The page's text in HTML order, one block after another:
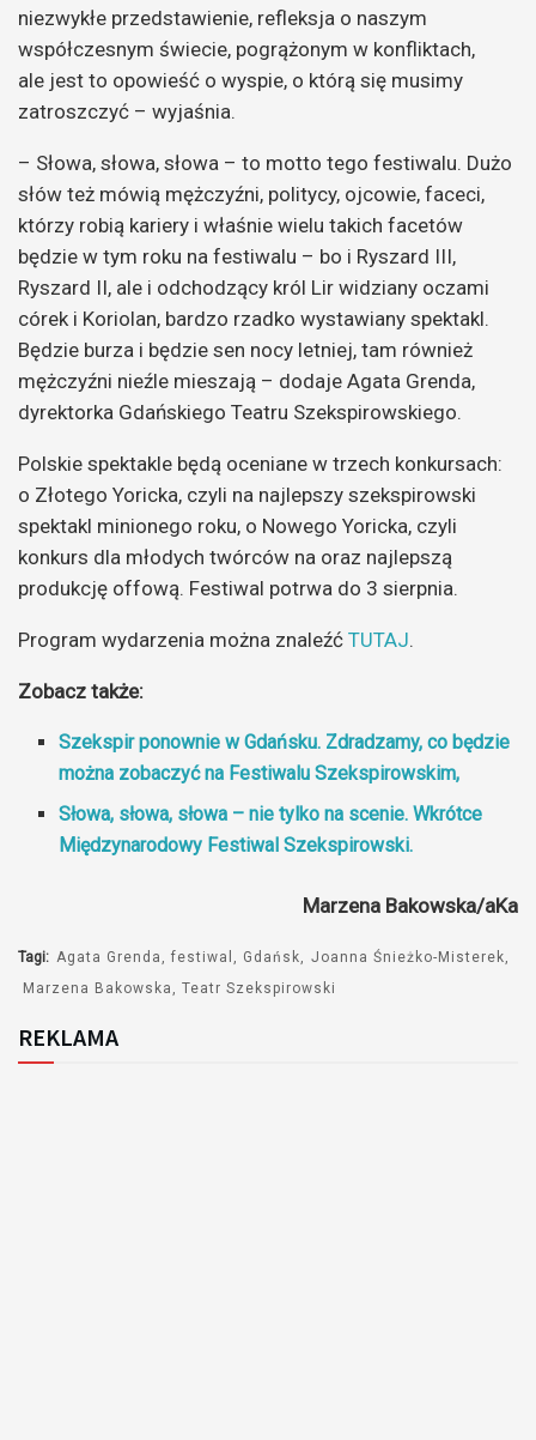
niezwykłe przedstawienie, refleksja o naszym
współczesnym świecie, pogrążonym w konfliktach,
ale jest to opowieść o wyspie, o którą się musimy
zatroszczyć – wyjaśnia.
– Słowa, słowa, słowa – to motto tego festiwalu. Dużo
słów też mówią mężczyźni, politycy, ojcowie, faceci,
którzy robią kariery i właśnie wielu takich facetów
będzie w tym roku na festiwalu – bo i Ryszard III,
Ryszard II, ale i odchodzący król Lir widziany oczami
córek i Koriolan, bardzo rzadko wystawiany spektakl.
Będzie burza i będzie sen nocy letniej, tam również
mężczyźni nieźle mieszają – dodaje Agata Grenda,
dyrektorka Gdańskiego Teatru Szekspirowskiego.
Polskie spektakle będą oceniane w trzech konkursach:
o Złotego Yoricka, czyli na najlepszy szekspirowski
spektakl minionego roku, o Nowego Yoricka, czyli
konkurs dla młodych twórców na oraz najlepszą
produkcję offową. Festiwal potrwa do 3 sierpnia.
Program wydarzenia można znaleźć TUTAJ.
Zobacz także:
Szekspir ponownie w Gdańsku. Zdradzamy, co będzie
można zobaczyć na Festiwalu Szekspirowskim,
Słowa, słowa, słowa – nie tylko na scenie. Wkrótce
Międzynarodowy Festiwal Szekspirowski.
Marzena Bakowska/aKa
Tagi: Agata Grenda festiwal Gdańsk
Joanna Śnieżko-Misterek
Marzena Bakowska
Teatr Szekspirowski
REKLAMA